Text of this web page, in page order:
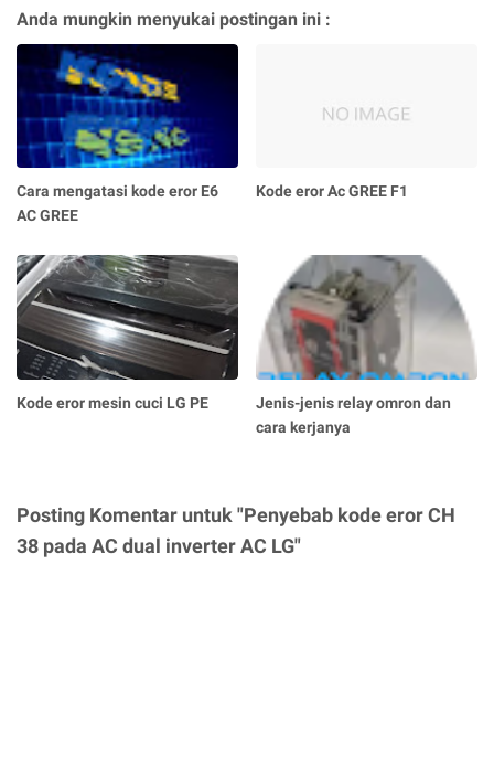
Anda mungkin menyukai postingan ini :
Cara mengatasi kode eror E6
AC GREE
Kode eror Ac GREE F1
Kode eror mesin cuci LG PE
Jenis-jenis relay omron dan
cara kerjanya
Posting Komentar untuk "Penyebab kode eror CH
38 pada AC dual inverter AC LG"